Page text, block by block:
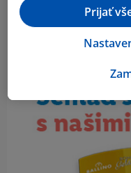
Prijať